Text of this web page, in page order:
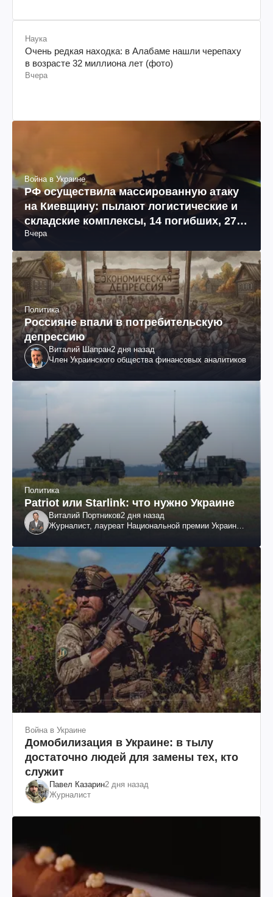
Наука
Очень редкая находка: в Алабаме нашли черепаху
в возрасте 32 миллиона лет (фото)
Вчера
Война в Украине
РФ осуществила массированную атаку
на Киевщину: пылают логистические и
складские комплексы, 14 погибших, 27
раненых (фото, видео)
Вчера
Политика
Россияне впали в потребительскую
депрессию
Виталий Шапран2 дня назад
Член Украинского общества финансовых аналитиков
Политика
Patriot или Starlink: что нужно Украине
Виталий Портников2 дня назад
Журналист, лауреат Национальной премии Украины
Война в Украине
Домобилизация в Украине: в тылу
достаточно людей для замены тех, кто
служит
Павел Казарин2 дня назад
Журналист